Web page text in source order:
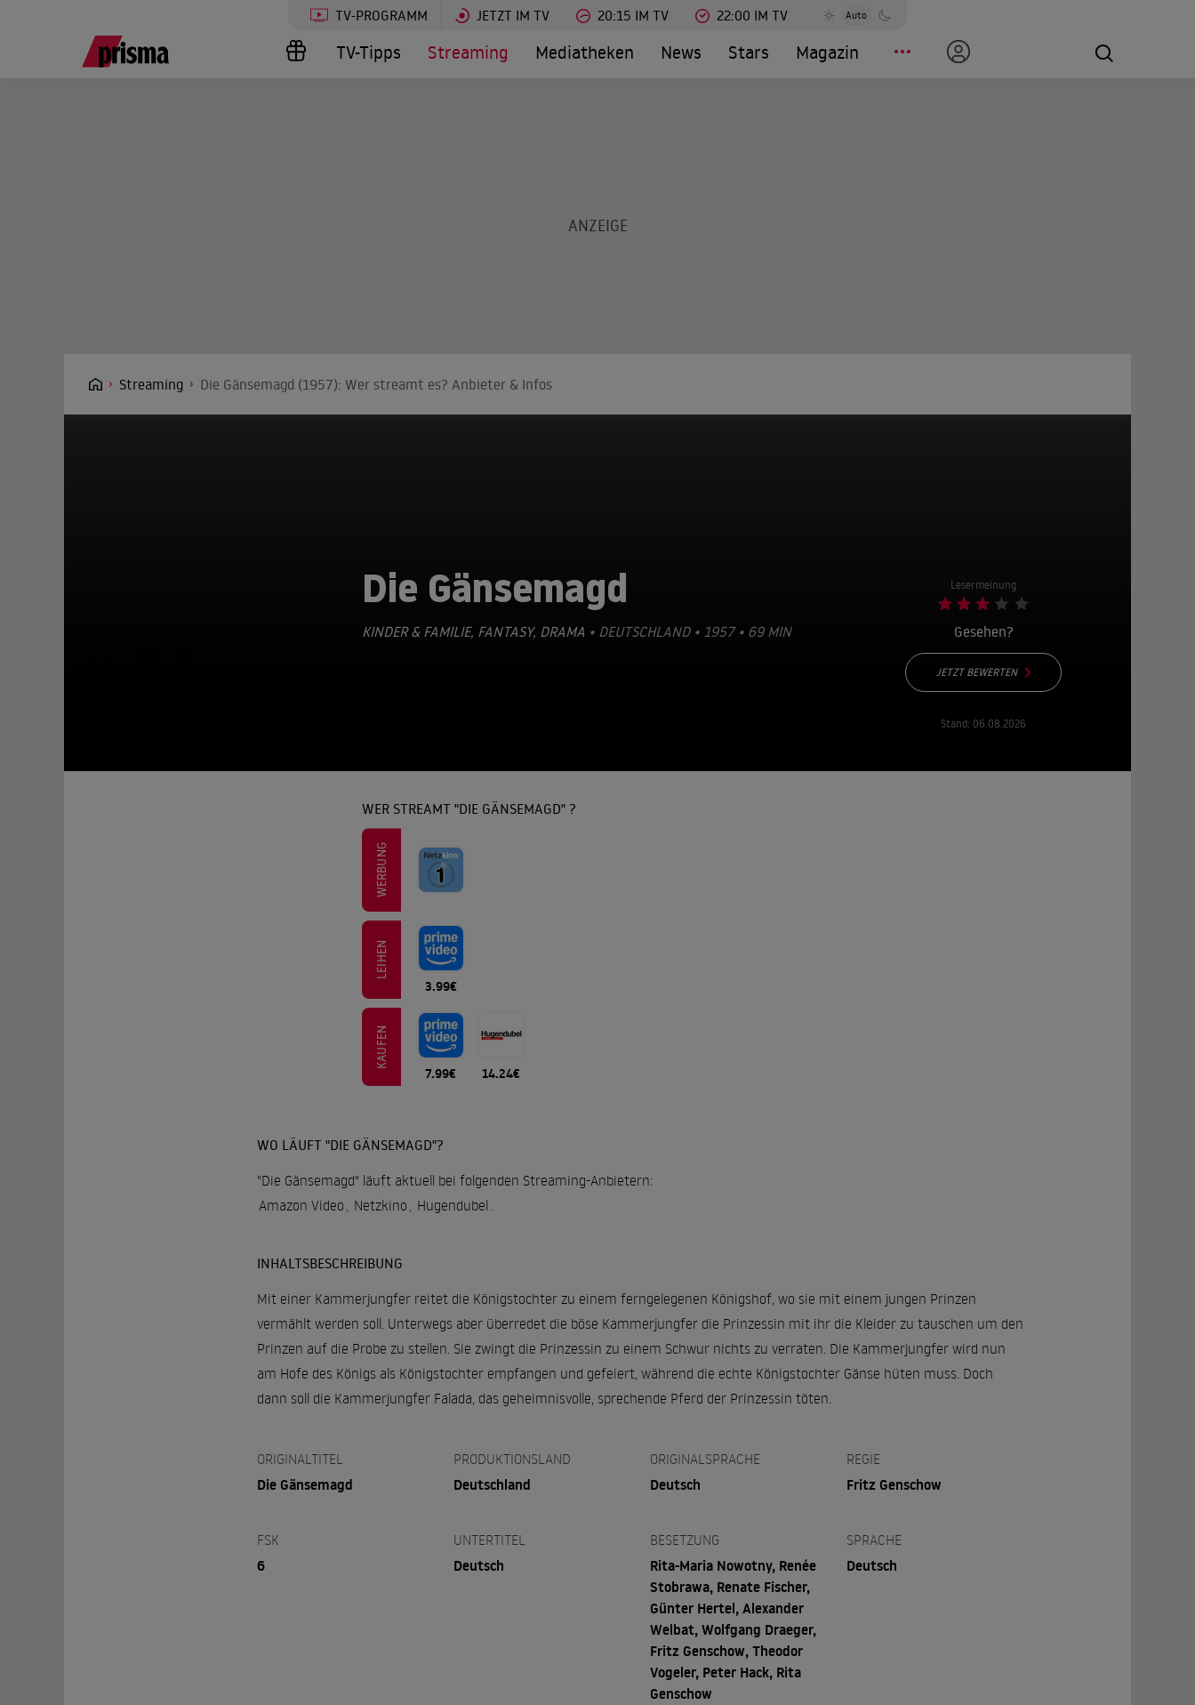
TV-PROGRAMM JETZT IM TV 20:15 IM TV 22:00 IM TV Auto
TV-Tipps Streaming Mediatheken News Stars Magazin
Streaming Die Gänsemagd (1957): Wer streamt es? Anbieter & Infos
Die Gänsemagd
KINDER & FAMILIE, FANTASY, DRAMA • DEUTSCHLAND • 1957 • 69 MIN
Lesermeinung
Gesehen?
JETZT BEWERTEN
Stand: 06.08.2026
WER STREAMT "DIE GÄNSEMAGD" ?
WERBUNG
LEIHEN
3.99€
KAUFEN
7.99€ 14.24€
WO LÄUFT "DIE GÄNSEMAGD"?
"Die Gänsemagd" läuft aktuell bei folgenden Streaming-Anbietern:
Amazon Video , Netzkino , Hugendubel .
INHALTSBESCHREIBUNG
Mit einer Kammerjungfer reitet die Königstochter zu einem ferngelegenen Königshof, wo sie mit einem jungen Prinzen
vermählt werden soll. Unterwegs aber überredet die böse Kammerjungfer die Prinzessin mit ihr die Kleider zu tauschen um den
Prinzen auf die Probe zu stellen. Sie zwingt die Prinzessin zu einem Schwur nichts zu verraten. Die Kammerjungfer wird nun
am Hofe des Königs als Königstochter empfangen und gefeiert, während die echte Königstochter Gänse hüten muss. Doch
dann soll die Kammerjungfer Falada, das geheimnisvolle, sprechende Pferd der Prinzessin töten.
ORIGINALTITEL
Die Gänsemagd
PRODUKTIONSLAND
Deutschland
ORIGINALSPRACHE
Deutsch
REGIE
Fritz Genschow
FSK
6
UNTERTITEL
Deutsch
BESETZUNG
Rita-Maria Nowotny, Renée
Stobrawa, Renate Fischer,
Günter Hertel, Alexander
Welbat, Wolfgang Draeger,
Fritz Genschow, Theodor
Vogeler, Peter Hack, Rita
Genschow
SPRACHE
Deutsch